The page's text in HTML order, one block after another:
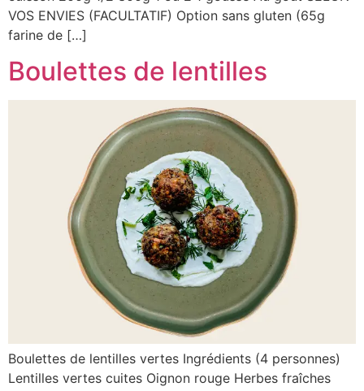
VOS ENVIES (FACULTATIF) Option sans gluten (65g
farine de […]
Boulettes de lentilles
Boulettes de lentilles vertes Ingrédients (4 personnes)
Lentilles vertes cuites Oignon rouge Herbes fraîches